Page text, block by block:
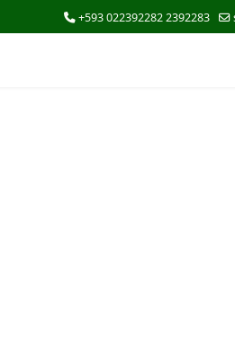
+593 022392282 2392283